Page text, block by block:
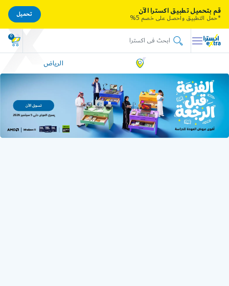
0
الرياض
قم بتحميل تطبيق اكسترا الآن
*حمل التطبيق واحصل على خصم 5%
تحميل